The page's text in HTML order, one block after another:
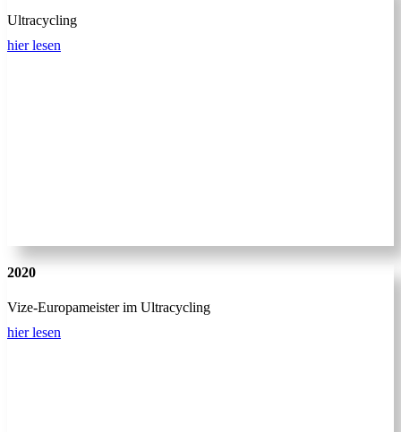
Ultracycling
hier lesen
2020
Vize-Europameister im Ultracycling
hier lesen